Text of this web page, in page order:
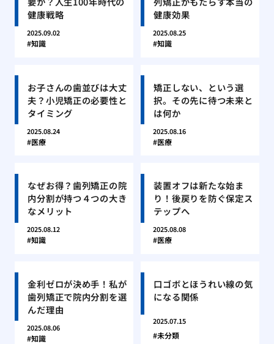
健康戦略
2025.09.02
知識
健康効果
2025.08.25
知識
お子さんの歯並びは大丈
夫？小児矯正の必要性と
タイミング
2025.08.24
医療
矯正しない、という選
択。その先に待つ未来と
は何か
2025.08.16
医療
なぜお得？歯列矯正の院
内分割が持つ４つの大き
なメリット
2025.08.12
知識
装置オフは新たな始ま
り！後戻りを防ぐ保定ス
テップへ
2025.08.08
医療
金利ゼロが決め手！私が
歯列矯正で院内分割を選
んだ理由
2025.08.06
知識
口ゴボとほうれい線の気
になる関係
2025.07.15
未分類